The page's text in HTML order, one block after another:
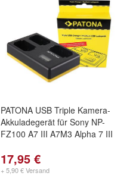
PATONA USB Triple Kamera-
Akkuladegerät für Sony NP-
FZ100 A7 III A7M3 Alpha 7 III
17,95 €
+ 5,90 € Versand